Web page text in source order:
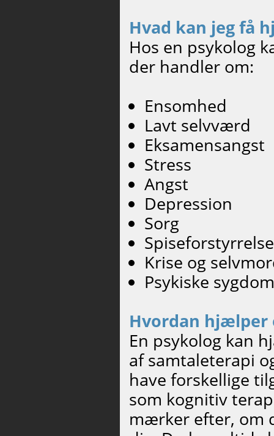
Hvad kan jeg få
Hos en psykolog
der handler om:
Ensomhed
Lavt selvværd
Eksamensangst
Stress
Angst
Depression
Sorg
Krise og
Psykiske
Hvordan hjælper
En psykolog kan
af samtaleterapi
have forskellige
som kognitiv
mærker efter, om